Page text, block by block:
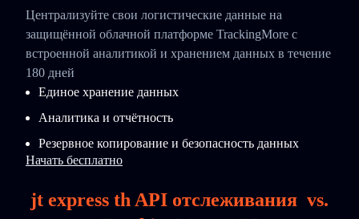
Централизуйте свои логистические данные на
защищённой облачной платформе TrackingMore с
встроенной аналитикой и хранением данных в течение
180 дней
Единое хранение данных
Аналитика и отчётность
Резервное копирование и безопасность данных
Начать бесплатно
jt express th API отслеживания vs.